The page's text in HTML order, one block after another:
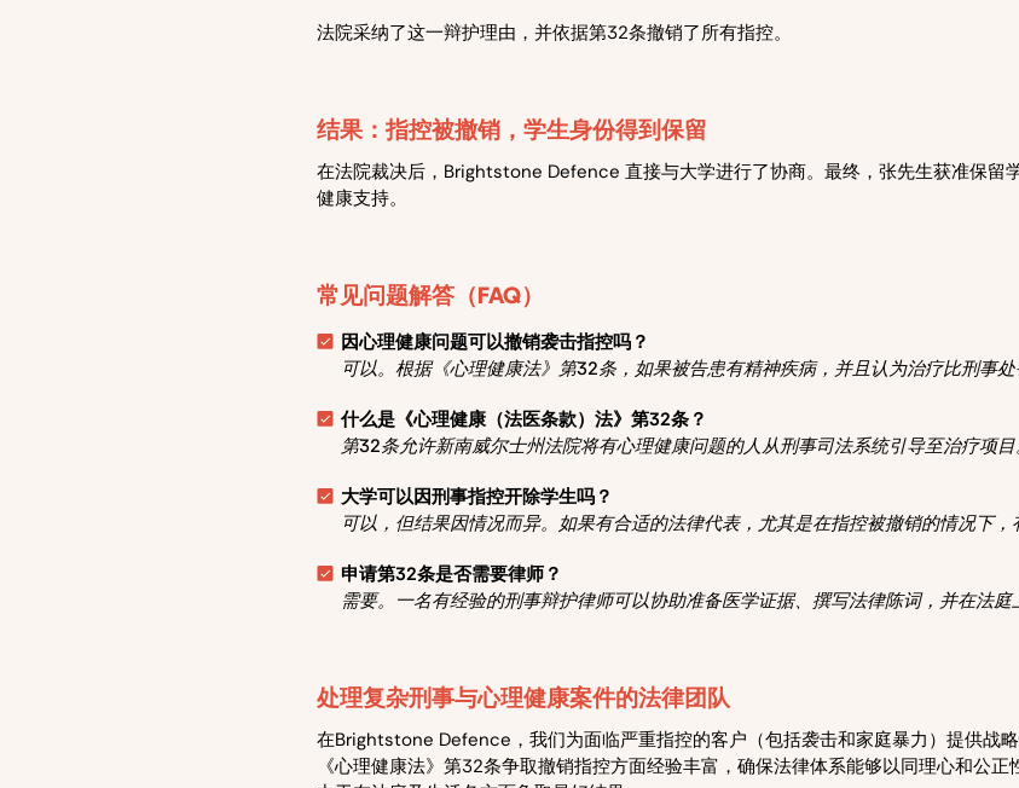
法院采纳了这一辩护理由，并依据第32条撤销了所有指控。
结果：指控被撤销，学生身份得到保留
在法院裁决后，Brightstone Defence 直接与大学进行了协商。最终，张先生获准保留
健康支持。
常见问题解答（FAQ）
因心理健康问题可以撤销袭击指控吗？
可以。根据《心理健康法》第32条，如果被告患有精神疾病，并且认为治疗比刑事处
什么是《心理健康（法医条款）法》第32条？
第32条允许新南威尔士州法院将有心理健康问题的人从刑事司法系统引导至治疗项目
大学可以因刑事指控开除学生吗？
可以，但结果因情况而异。如果有合适的法律代表，尤其是在指控被撤销的情况下，
申请第32条是否需要律师？
需要。一名有经验的刑事辩护律师可以协助准备医学证据、撰写法律陈词，并在法庭
处理复杂刑事与心理健康案件的法律团队
在Brightstone Defence，我们为面临严重指控的客户（包括袭击和家庭暴力）提供战
《心理健康法》第32条争取撤销指控方面经验丰富，确保法律体系能够以同理心和公